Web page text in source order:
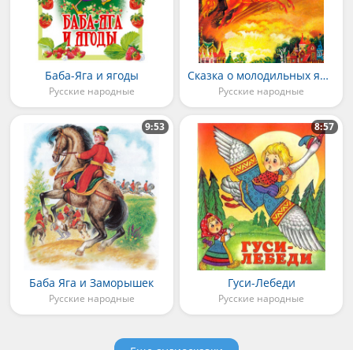
Баба-Яга и ягоды
Русские народные
Сказка о молодильных яблоках и живой воде
Русские народные
Баба Яга и Заморышек
Русские народные
9:53
Гуси-Лебеди
Русские народные
8:57